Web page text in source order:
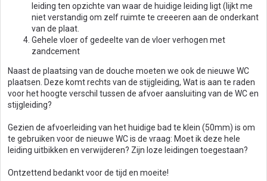
leiding ten opzichte van waar de huidige leiding ligt (lijkt me
niet verstandig om zelf ruimte te creeeren aan de onderkant
van de plaat.
Gehele vloer of gedeelte van de vloer verhogen met
zandcement
Naast de plaatsing van de douche moeten we ook de nieuwe WC
plaatsen. Deze komt rechts van de stijgleiding, Wat is aan te raden
voor het hoogte verschil tussen de afvoer aansluiting van de WC en
stijgleiding?
Gezien de afvoerleiding van het huidige bad te klein (50mm) is om
te gebruiken voor de nieuwe WC is de vraag: Moet ik deze hele
leiding uitbikken en verwijderen? Zijn loze leidingen toegestaan?
Ontzettend bedankt voor de tijd en moeite!